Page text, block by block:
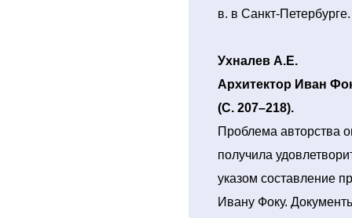
в. в Санкт-Петербурге.
Ухналев А.Е.
Архитектор Иван
(С. 207–218).
Проблема авторства
получила
указом составление
Ивану Фоку.